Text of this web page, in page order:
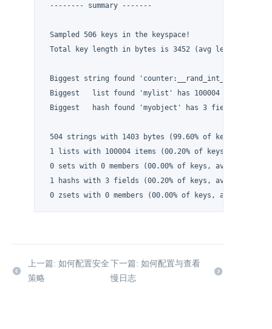
-------- summary -------
Sampled 506 keys in the keyspace!
Total key length in bytes is 3452 (avg len 6.82)
Biggest string found 'counter:__rand_int__' has 6
Biggest   list found 'mylist' has 100004 items
Biggest   hash found 'myobject' has 3 fields
504 strings with 1403 bytes (99.60% of keys, avg
1 lists with 100004 items (00.20% of keys, avg size
0 sets with 0 members (00.00% of keys, avg size
1 hashs with 3 fields (00.20% of keys, avg size
0 zsets with 0 members (00.00% of keys, avg size
上一篇: 如何配置安全
策略
下一篇: 如何配置与查看
慢日志